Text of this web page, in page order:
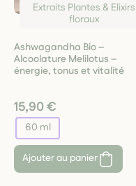
Extraits Plantes & Elixirs
floraux
Ashwagandha Bio –
Alcoolature Melilotus –
énergie, tonus et vitalité
15,90 €
60 ml
Ajouter au panier